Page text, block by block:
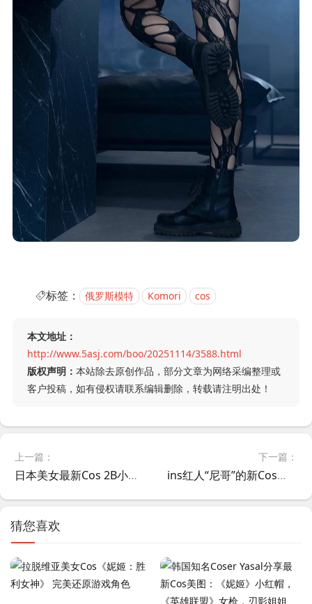
标签： 俄罗斯模特 Komori cos
本文地址：
http://www.5asj.com/boo/20251114/3588.html
版权声明： 本站除去原创作品，部分文章为网络采编整理或
客户投稿，如有侵权请联系编辑删除，转载请注明出处！
上一篇：
日本美女最新Cos 2B小姐姐作品，黑丝肉腿，这谁顶得住！
下一篇：
ins红人“尼哥”的新Cos美图：《黑神话》萍萍
猜您喜欢